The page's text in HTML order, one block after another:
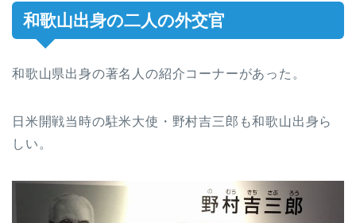
和歌山出身の二人の外交官
和歌山県出身の著名人の紹介コーナーがあった。
日米開戦当時の駐米大使・野村吉三郎も和歌山出身ら
しい。